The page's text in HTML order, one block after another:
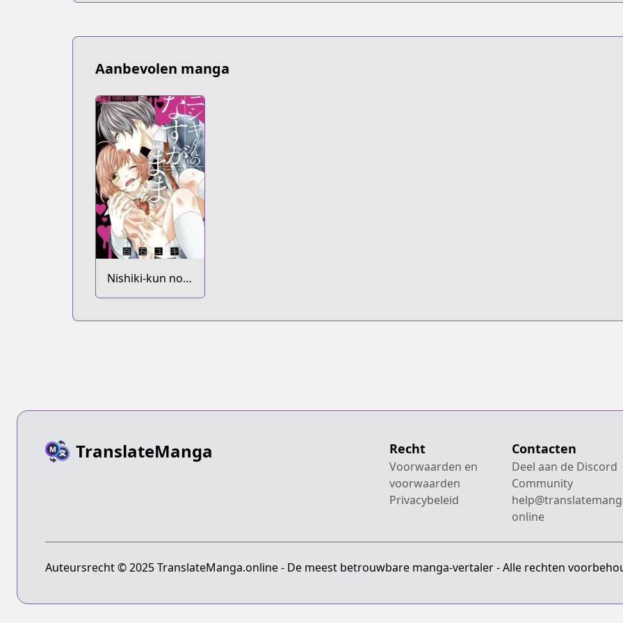
Aanbevolen manga
Nishiki-kun no
Nasugamama
TranslateManga Recht
Voorwaarden en
voorwaarden
Privacybeleid
Contacten
Deel aan de Discord
Community
online
Auteursrecht © 2025 TranslateManga.online - De meest betrouwbare manga-vertaler - Alle rechten